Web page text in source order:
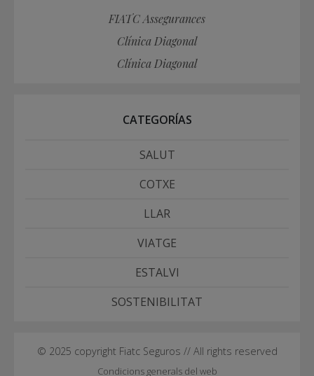
FIATC Assegurances
Clínica Diagonal
Clínica Diagonal
CATEGORÍAS
SALUT
COTXE
LLAR
VIATGE
ESTALVI
SOSTENIBILITAT
© 2025 copyright Fiatc Seguros // All rights reserved
Condicions generals del web